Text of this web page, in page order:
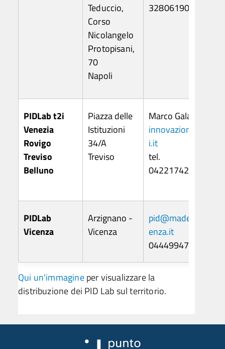
Teduccio,
Corso
Nicolangelo
Protopisani,
70
Napoli
3280619001
PIDLab t2i
Venezia
Rovigo
Treviso
Belluno
Piazza delle
Istituzioni
34/A
Treviso
Marco Galanti
innovazione@t2
i.it
tel.
04221742100
PIDLab
Vicenza
Arzignano -
Vicenza
pid@madeinvic
enza.it
0444994751
Qui un'immagineper visualizzare la
distribuzione dei PID Lab sul territorio.